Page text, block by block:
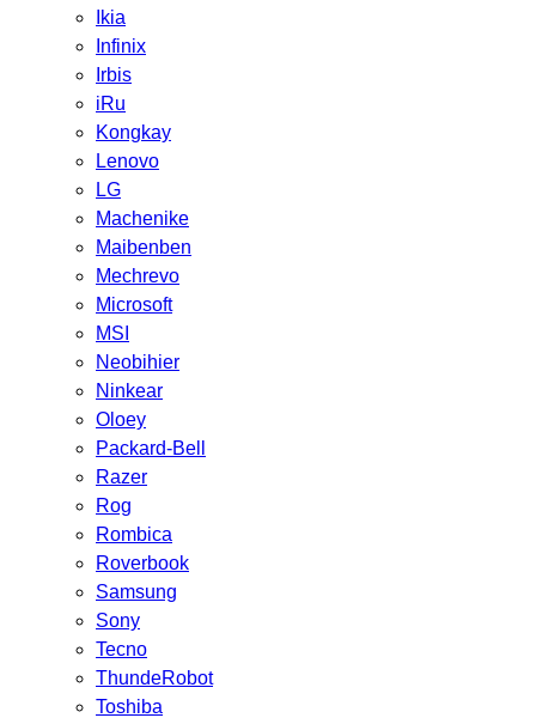
Ikia
Infinix
Irbis
iRu
Kongkay
Lenovo
LG
Machenike
Maibenben
Mechrevo
Microsoft
MSI
Neobihier
Ninkear
Oloey
Packard-Bell
Razer
Rog
Rombica
Roverbook
Samsung
Sony
Tecno
ThundeRobot
Toshiba